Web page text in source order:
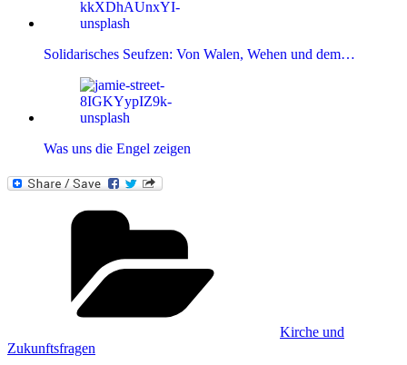
Solidarisches Seufzen: Von Walen, Wehen und dem…
Was uns die Engel zeigen
Kirche und
Zukunftsfragen